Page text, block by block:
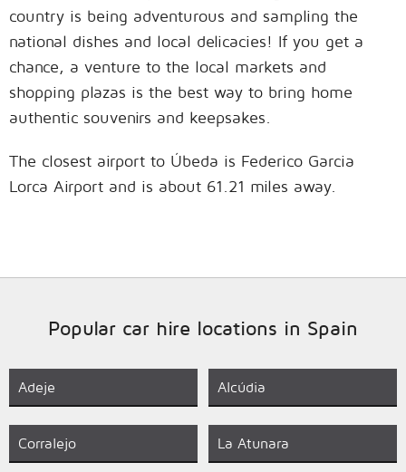
country is being adventurous and sampling the
national dishes and local delicacies! If you get a
chance, a venture to the local markets and
shopping plazas is the best way to bring home
authentic souvenirs and keepsakes.
The closest airport to Úbeda is Federico Garcia
Lorca Airport and is about 61.21 miles away.
Popular car hire locations in Spain
Adeje Alcúdia
Corralejo La Atunara